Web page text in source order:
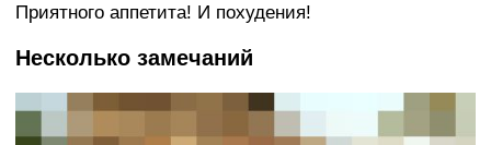
Приятного аппетита! И похудения!
Несколько замечаний